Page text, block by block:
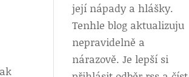
její nápady a hlášky.
Tenhle blog aktualizuju
nepravidelně a
nárazově. Je lepší si